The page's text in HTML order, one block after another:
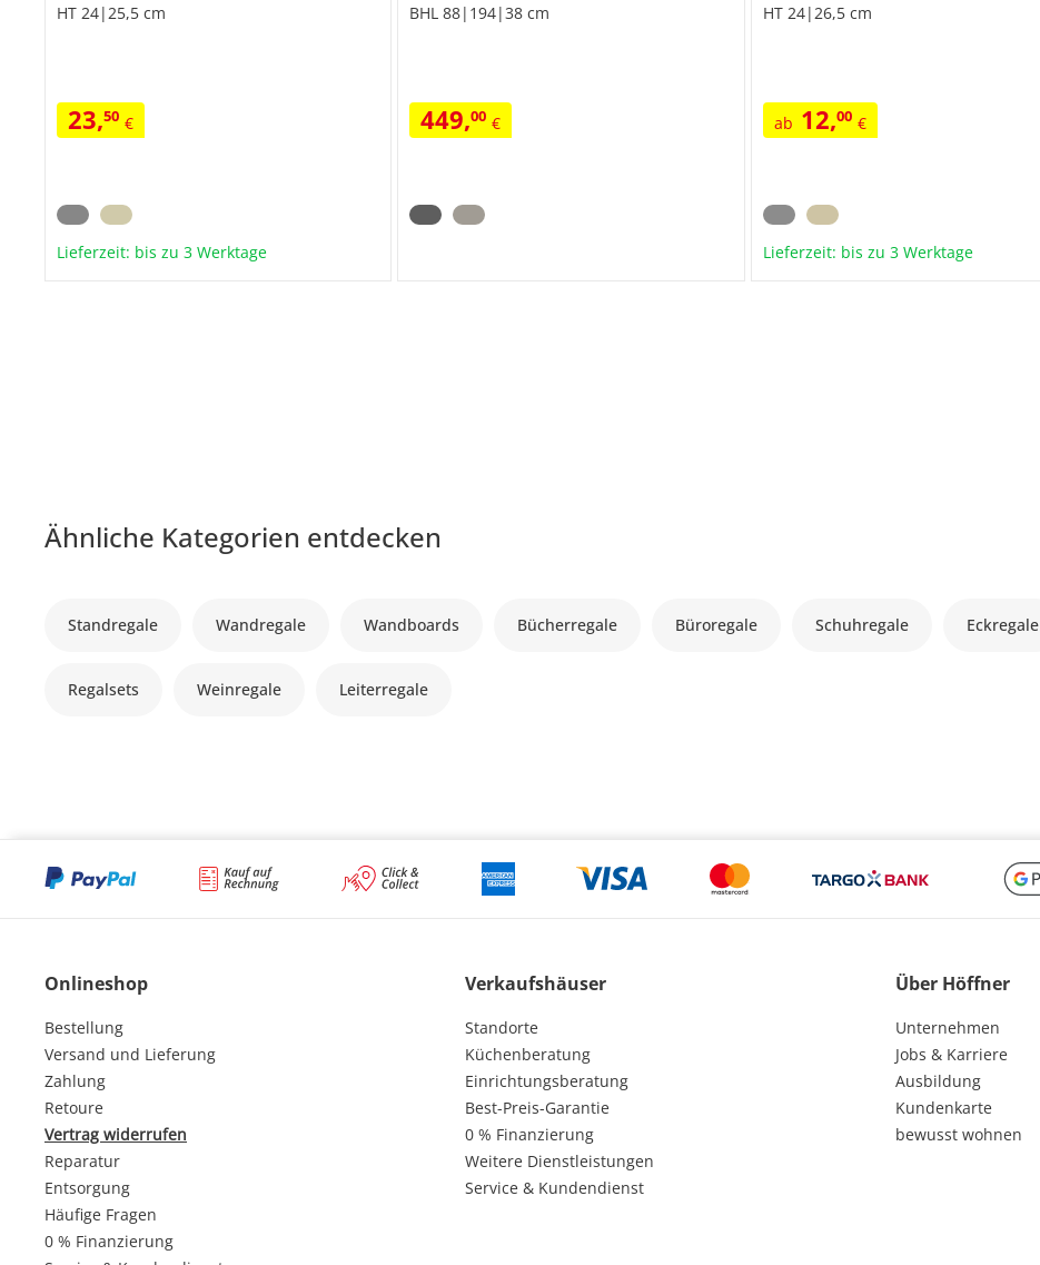
HT 24|25,5 cm
23,50 €
Lieferzeit: bis zu 3 Werktage
BHL 88|194|38 cm
449,00 €
HT 24|26,5 cm
ab 12,00 €
Lieferzeit: bis zu 3 Werktage
Ähnliche Kategorien entdecken
Standregale Wandregale Wandboards Bücherregale Büroregale Schuhregale Eckregale
Regalsets Weinregale Leiterregale
Onlineshop
Bestellung
Versand und Lieferung
Zahlung
Retoure
Vertrag widerrufen
Reparatur
Entsorgung
Häufige Fragen
0 % Finanzierung
Verkaufshäuser
Standorte
Küchenberatung
Einrichtungsberatung
Best-Preis-Garantie
0 % Finanzierung
Weitere Dienstleistungen
Service & Kundendienst
Über Höffner
Unternehmen
Jobs & Karriere
Ausbildung
Kundenkarte
bewusst wohnen